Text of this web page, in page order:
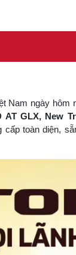
Nam ngày hôm
AT GLX​, New
toàn diện,